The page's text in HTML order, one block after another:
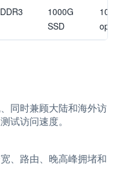
1000G
SSD
同时兼顾大陆和海外访
试访问速度。
、路由、晚高峰拥堵和